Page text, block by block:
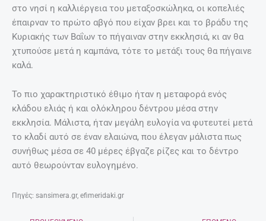
στο νησί η καλλιέργεια του μεταξοσκώληκα, οι κοπελιές
έπαιρναν το πρώτο αβγό που είχαν βρει και το βράδυ της
Κυριακής των Βαΐων το πήγαιναν στην εκκλησιά, κι αν θα
χτυπούσε μετά η καμπάνα, τότε το μετάξι τους θα πήγαινε
καλά.
Το πιο χαρακτηριστικό έθιμο ήταν η μεταφορά ενός
κλάδου ελιάς ή και ολόκληρου δέντρου μέσα στην
εκκλησία. Μάλιστα, ήταν μεγάλη ευλογία να φυτευτεί μετά
το κλαδί αυτό σε έναν ελαιώνα, που έλεγαν μάλιστα πως
συνήθως μέσα σε 40 μέρες έβγαζε ρίζες και το δέντρο
αυτό θεωρούνταν ευλογημένο.
Πηγές: sansimera.gr, efimeridaki.gr